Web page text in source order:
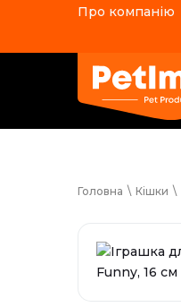
Про компанію
Головна \ Кішки \